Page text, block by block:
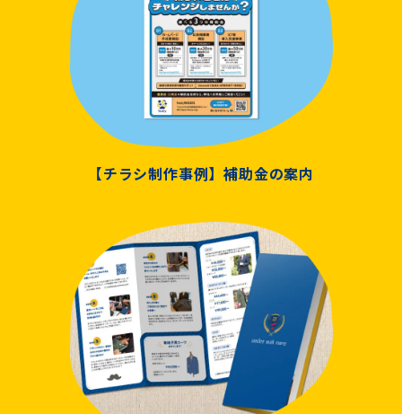
【チラシ制作事例】補助金の案内